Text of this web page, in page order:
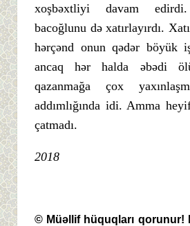
xoşbəxtliyi davam
bacoğlunu də xatırlayırdı.
hərçənd onun qədər böyük
ancaq hər halda əbədi
qazanmağa çox
addımlığında idi. Amma
çatmadı.
2018
© Müəllif hüquqları qorunur!